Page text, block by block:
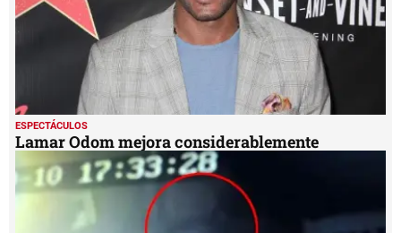
ESPECTÁCULOS
Lamar Odom mejora considerablemente